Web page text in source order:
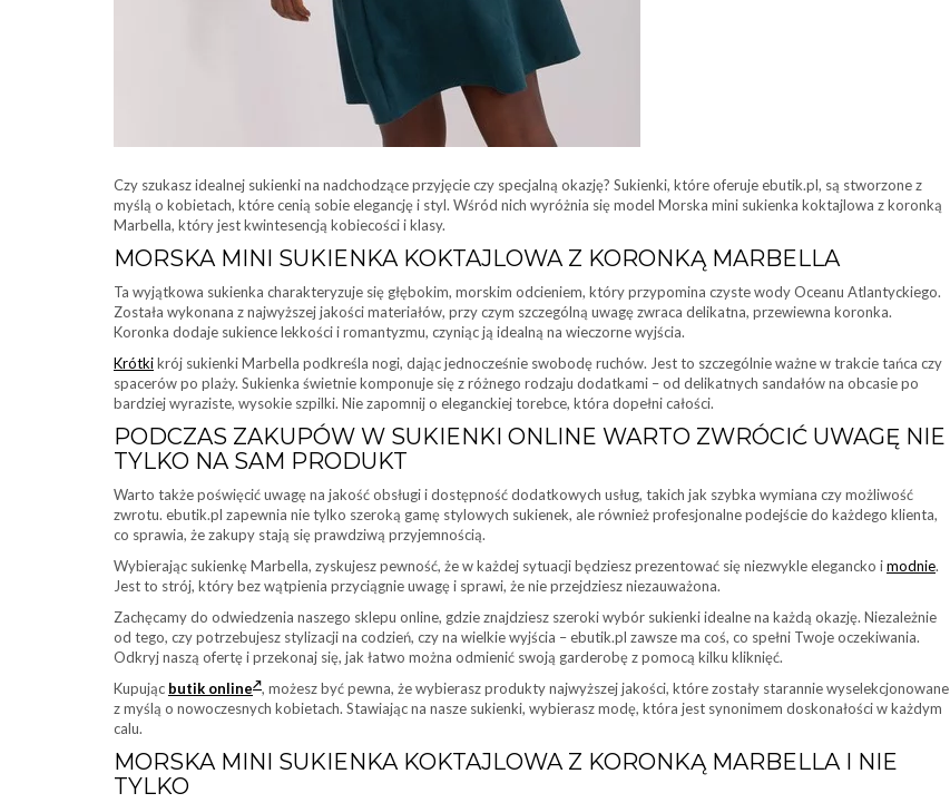
Czy szukasz idealnej sukienki na nadchodzące przyjęcie czy specjalną okazję? Sukienki, które oferuje ebutik.pl, są stworzone z
myślą o kobietach, które cenią sobie elegancję i styl. Wśród nich wyróżnia się model Morska mini sukienka koktajlowa z koronką
Marbella, który jest kwintesencją kobiecości i klasy.
MORSKA MINI SUKIENKA KOKTAJLOWA Z KORONKĄ MARBELLA
Ta wyjątkowa sukienka charakteryzuje się głębokim, morskim odcieniem, który przypomina czyste wody Oceanu Atlantyckiego.
Została wykonana z najwyższej jakości materiałów, przy czym szczególną uwagę zwraca delikatna, przewiewna koronka.
Koronka dodaje sukience lekkości i romantyzmu, czyniąc ją idealną na wieczorne wyjścia.
Krótkikrój sukienki Marbella podkreśla nogi, dając jednocześnie swobodę ruchów. Jest to szczególnie ważne w trakcie tańca czy
spacerów po plaży. Sukienka świetnie komponuje się z różnego rodzaju dodatkami – od delikatnych sandałów na obcasie po
bardziej wyraziste, wysokie szpilki. Nie zapomnij o eleganckiej torebce, która dopełni całości.
PODCZAS ZAKUPÓW W SUKIENKI ONLINE WARTO ZWRÓCIĆ UWAGĘ NIE
TYLKO NA SAM PRODUKT
Warto także poświęcić uwagę na jakość obsługi i dostępność dodatkowych usług, takich jak szybka wymiana czy możliwość
zwrotu. ebutik.pl zapewnia nie tylko szeroką gamę stylowych sukienek, ale również profesjonalne podejście do każdego klienta,
co sprawia, że zakupy stają się prawdziwą przyjemnością.
Wybierając sukienkę Marbella, zyskujesz pewność, że w każdej sytuacji będziesz prezentować się niezwykle elegancko imodnie.
Jest to strój, który bez wątpienia przyciągnie uwagę i sprawi, że nie przejdziesz niezauważona.
Zachęcamy do odwiedzenia naszego sklepu online, gdzie znajdziesz szeroki wybór sukienki idealne na każdą okazję. Niezależnie
od tego, czy potrzebujesz stylizacji na codzień, czy na wielkie wyjścia – ebutik.pl zawsze ma coś, co spełni Twoje oczekiwania.
Odkryj naszą ofertę i przekonaj się, jak łatwo można odmienić swoją garderobę z pomocą kilku kliknięć.
Kupując butik online , możesz być pewna, że wybierasz produkty najwyższej jakości, które zostały starannie wyselekcjonowane
z myślą o nowoczesnych kobietach. Stawiając na nasze sukienki, wybierasz modę, która jest synonimem doskonałości w każdym
calu.
MORSKA MINI SUKIENKA KOKTAJLOWA Z KORONKĄ MARBELLA I NIE
TYLKO